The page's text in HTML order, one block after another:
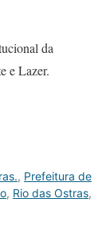
da
e Lazer.
, Prefeitura de
, Rio das Ostras,